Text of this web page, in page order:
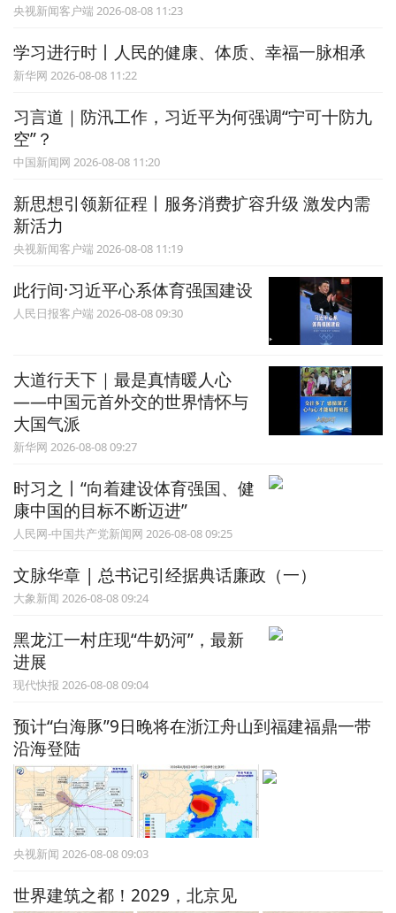
央视新闻客户端 2026-08-08 11:23
学习进行时丨人民的健康、体质、幸福一脉相承
新华网 2026-08-08 11:22
习言道｜防汛工作，习近平为何强调“宁可十防九
空”？
中国新闻网 2026-08-08 11:20
新思想引领新征程丨服务消费扩容升级 激发内需
新活力
央视新闻客户端 2026-08-08 11:19
此行间·习近平心系体育强国建设
人民日报客户端 2026-08-08 09:30
大道行天下｜最是真情暖人心
——中国元首外交的世界情怀与
大国气派
新华网 2026-08-08 09:27
时习之丨“向着建设体育强国、健
康中国的目标不断迈进”
人民网-中国共产党新闻网 2026-08-08 09:25
文脉华章 | 总书记引经据典话廉政（一）
大象新闻 2026-08-08 09:24
黑龙江一村庄现“牛奶河”，最新
进展
现代快报 2026-08-08 09:04
预计“白海豚”9日晚将在浙江舟山到福建福鼎一带
沿海登陆
央视新闻 2026-08-08 09:03
世界建筑之都！2029，北京见